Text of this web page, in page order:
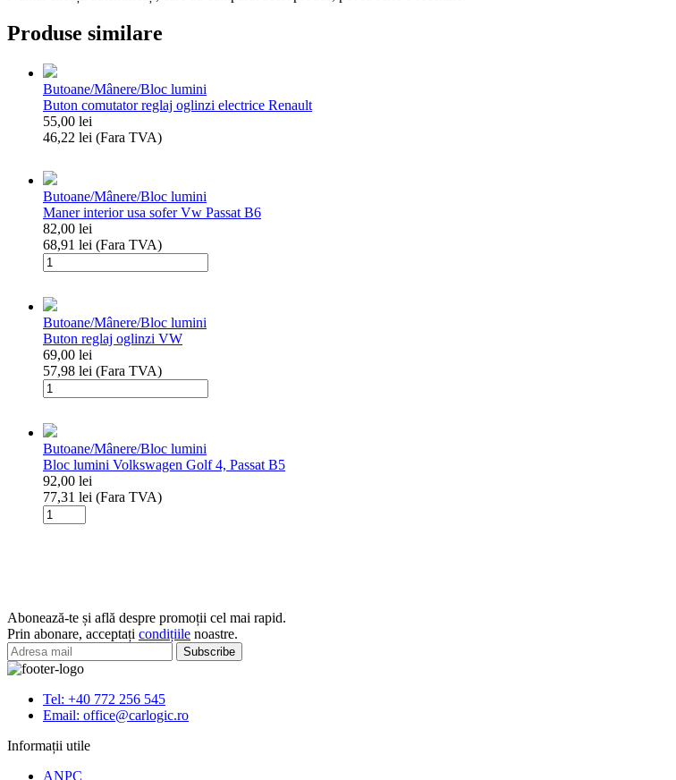
Produse similare
Butoane/Mânere/Bloc lumini
Buton comutator reglaj oglinzi electrice Renault
55,00 lei
46,22 lei (Fara TVA)
Buton
comutator
reglaj
oglinzi
electrice
Renault
Butoane/Mânere/Bloc lumini
Maner interior usa sofer Vw Passat B6
82,00 lei
68,91 lei (Fara TVA)
Cantitate
Maner
usa
sofer
Vw
Passat
B6
Butoane/Mânere/Bloc lumini
Buton reglaj oglinzi VW
69,00 lei
57,98 lei (Fara TVA)
Cantitate
Buton
oglinzi
VW
Butoane/Mânere/Bloc lumini
Bloc lumini Volkswagen Golf 4, Passat B5
92,00 lei
77,31 lei (Fara TVA)
Cantitate
Bloc
B5
Abonează-te și află despre promoții cel mai rapid.
Prin abonare, acceptați condițiile noastre.
Tel: +40 772 256 545
Email: office@carlogic.ro
Informații utile
ANPC